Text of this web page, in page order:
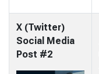
X (Twitter)
Social Media
Post #2